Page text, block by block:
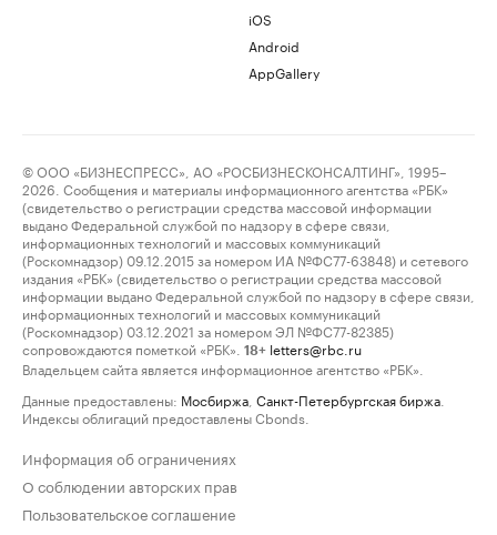
iOS
Android
AppGallery
© ООО «БИЗНЕСПРЕСС», АО «РОСБИЗНЕСКОНСАЛТИНГ», 1995–
2026. Сообщения и материалы информационного агентства «РБК»
(свидетельство о регистрации средства массовой информации
выдано Федеральной службой по надзору в сфере связи,
информационных технологий и массовых коммуникаций
(Роскомнадзор) 09.12.2015 за номером ИА №ФС77-63848) и сетевого
издания «РБК» (свидетельство о регистрации средства массовой
информации выдано Федеральной службой по надзору в сфере связи,
информационных технологий и массовых коммуникаций
(Роскомнадзор) 03.12.2021 за номером ЭЛ №ФС77-82385)
сопровождаются пометкой «РБК».
18+ letters@rbc.ru
Владельцем сайта является информационное агентство «РБК».
Данные предоставлены: Мосбиржа Санкт-Петербургская биржа
Индексы облигаций предоставлены Cbonds.
Информация об ограничениях
О соблюдении авторских прав
Пользовательское соглашение